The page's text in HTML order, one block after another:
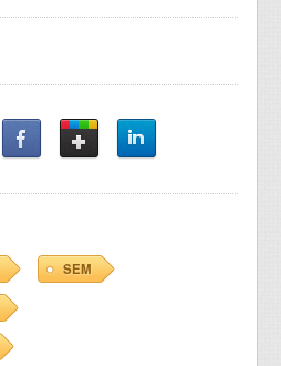
SEM